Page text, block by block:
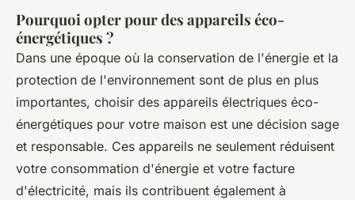
Pourquoi opter pour des appareils éco-
énergétiques ?
Dans une époque où la conservation de l'énergie et la
protection de l'environnement sont de plus en plus
importantes, choisir des appareils électriques éco-
énergétiques pour votre maison est une décision sage
et responsable. Ces appareils ne seulement réduisent
votre consommation d'énergie et votre facture
d'électricité, mais ils contribuent également à